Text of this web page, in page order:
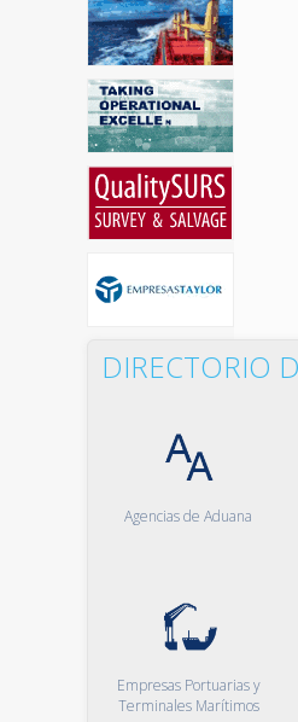
DIRECTORIO
Agencias de Aduana
Empresas Portuarias y
Terminales Marítimos